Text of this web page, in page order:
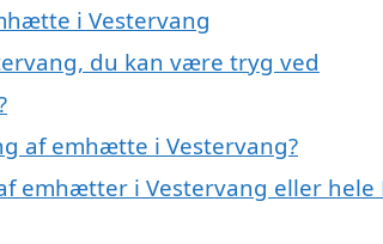
i Vestervang
du kan være tryg ved
af emhætte i Vestervang?
emhætter i Vestervang eller hele